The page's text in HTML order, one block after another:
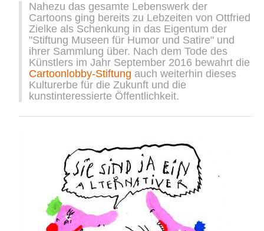
Nahezu das gesamte Lebenswerk der
Cartoons ging bereits zu Lebzeiten von Ottfried
Zielke als Schenkung in das Eigentum der
"Stiftung Museen für Humor und Satire" und
ihrer Sammlung über. Nach dem Tode des
Künstlers im Jahr September 2016 bewahrt die
Cartoonlobby-Stiftung auch weiterhin dieses
Kulturerbe für die Zukunft und die
kunstinteressierte Öffentlichkeit.